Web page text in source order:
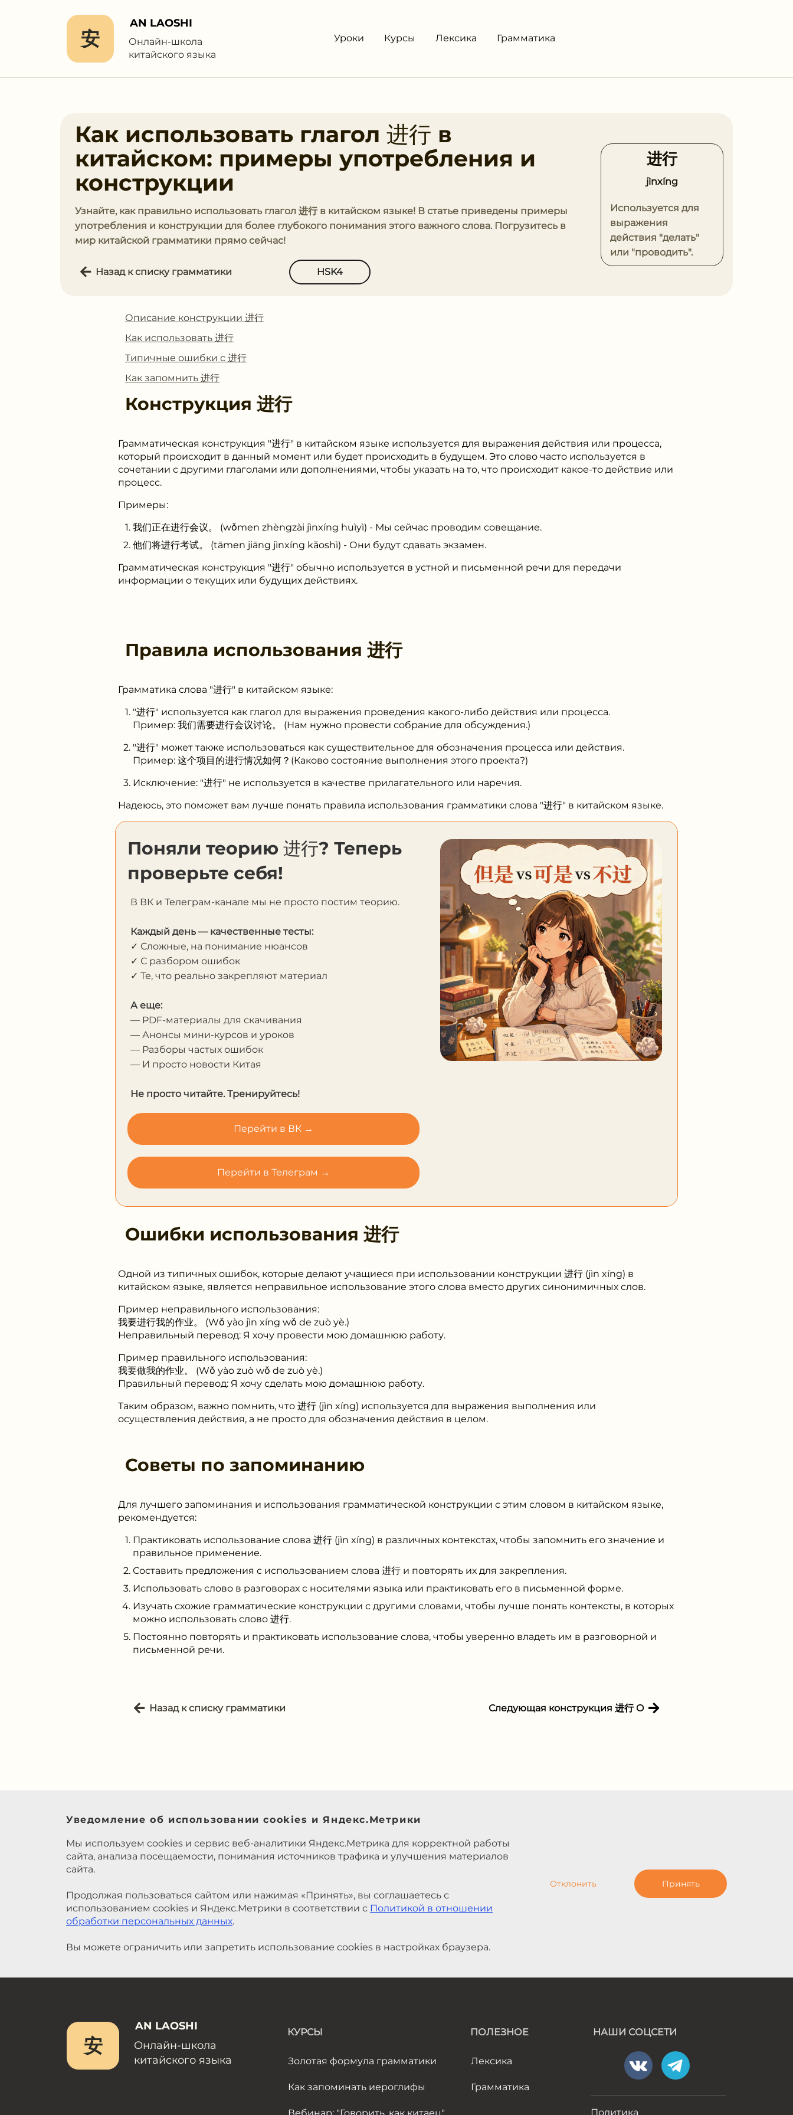
安
AN LAOSHI
Онлайн-школа
китайского языка
Уроки Курсы Лексика Грамматика
Как использовать глагол 进⾏ в
китайском: примеры употребления и
конструкции
Узнайте, как правильно использовать глагол 进⾏ в китайском языке! В статье приведены примеры
употребления и конструкции для более глубокого понимания этого важного слова. Погрузитесь в
мир китайской грамматики прямо сейчас!
Назад к списку грамматики HSK4
进⾏
jìnxíng
Используется для
выражения
действия "делать"
или "проводить".
Описание конструкции 进⾏
Как использовать 进⾏
Типичные ошибки с 进⾏
Как запомнить 进⾏
Конструкция 进⾏
Грамматическая конструкция "进行" в китайском языке используется для выражения действия или процесса,
который происходит в данный момент или будет происходить в будущем. Это слово часто используется в
сочетании с другими глаголами или дополнениями, чтобы указать на то, что происходит какое-то действие или
процесс.
Примеры:
我们正在进行会议。 (wǒmen zhèngzài jìnxíng huìyì) - Мы сейчас проводим совещание.
他们将进行考试。 (tāmen jiāng jìnxíng kǎoshì) - Они будут сдавать экзамен.
Грамматическая конструкция "进行" обычно используется в устной и письменной речи для передачи
информации о текущих или будущих действиях.
Правила использования 进⾏
Грамматика слова "进行" в китайском языке:
"进行" используется как глагол для выражения проведения какого-либо действия или процесса.
Пример: 我们需要进行会议讨论。 (Нам нужно провести собрание для обсуждения.)
"进行" может также использоваться как существительное для обозначения процесса или действия.
Пример: 这个项目的进行情况如何？(Каково состояние выполнения этого проекта?)
Исключение: "进行" не используется в качестве прилагательного или наречия.
Надеюсь, это поможет вам лучше понять правила использования грамматики слова "进行" в китайском языке.
Поняли теорию 进⾏? Теперь
проверьте себя!
В ВК и Телеграм-канале мы не просто постим теорию.
Каждый день — качественные тесты:
✓ Сложные, на понимание нюансов
✓ С разбором ошибок
✓ Те, что реально закрепляют материал
А еще:
— PDF-материалы для скачивания
— Анонсы мини-курсов и уроков
— Разборы частых ошибок
— И просто новости Китая
Не просто читайте. Тренируйтесь!
Перейти в ВК →
Перейти в Телеграм →
Ошибки использования 进⾏
Одной из типичных ошибок, которые делают учащиеся при использовании конструкции 进⾏ (jìn xíng) в
китайском языке, является неправильное использование этого слова вместо других синонимичных слов.
Пример неправильного использования:
我要进⾏我的作业。 (Wǒ yào jìn xíng wǒ de zuò yè.)
Неправильный перевод: Я хочу провести мою домашнюю работу.
Пример правильного использования:
我要做我的作业。 (Wǒ yào zuò wǒ de zuò yè.)
Правильный перевод: Я хочу сделать мою домашнюю работу.
Таким образом, важно помнить, что 进⾏ (jìn xíng) используется для выражения выполнения или
осуществления действия, а не просто для обозначения действия в целом.
Советы по запоминанию
Для лучшего запоминания и использования грамматической конструкции с этим словом в китайском языке,
рекомендуется:
Практиковать использование слова 进⾏ (jìn xíng) в различных контекстах, чтобы запомнить его значение и
правильное применение.
Составить предложения с использованием слова 进⾏ и повторять их для закрепления.
Использовать слово в разговорах с носителями языка или практиковать его в письменной форме.
Изучать схожие грамматические конструкции с другими словами, чтобы лучше понять контексты, в которых
можно использовать слово 进⾏.
Постоянно повторять и практиковать использование слова, чтобы уверенно владеть им в разговорной и
письменной речи.
Назад к списку грамматики Следующая конструкция 进⾏ O
Уведомление об использовании cookies и Яндекс.Метрики
Мы используем cookies и сервис веб-аналитики Яндекс.Метрика для корректной работы
сайта, анализа посещаемости, понимания источников трафика и улучшения материалов
сайта.
Продолжая пользоваться сайтом или нажимая «Принять», вы соглашаетесь с
использованием cookies и Яндекс.Метрики в соответствии с Политикой в отношении
обработки персональных данных.
Вы можете ограничить или запретить использование cookies в настройках браузера.
Отклонить Принять
安
AN LAOSHI
Онлайн-школа
китайского языка
КУРСЫ
Золотая формула грамматики
Как запоминать иероглифы
ПОЛЕЗНОЕ
Лексика
Грамматика
НАШИ СОЦСЕТИ
Политика